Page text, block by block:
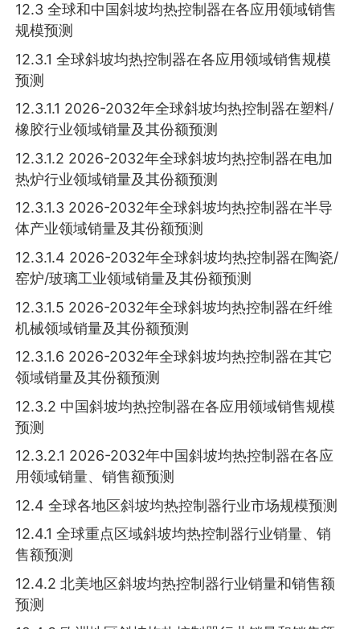
12.3 全球和中国斜坡均热控制器在各应用领域销售
规模预测
12.3.1 全球斜坡均热控制器在各应用领域销售规模
预测
12.3.1.1 2026-2032年全球斜坡均热控制器在塑料/
橡胶行业领域销量及其份额预测
12.3.1.2 2026-2032年全球斜坡均热控制器在电加
热炉行业领域销量及其份额预测
12.3.1.3 2026-2032年全球斜坡均热控制器在半导
体产业领域销量及其份额预测
12.3.1.4 2026-2032年全球斜坡均热控制器在陶瓷/
窑炉/玻璃工业领域销量及其份额预测
12.3.1.5 2026-2032年全球斜坡均热控制器在纤维
机械领域销量及其份额预测
12.3.1.6 2026-2032年全球斜坡均热控制器在其它
领域销量及其份额预测
12.3.2 中国斜坡均热控制器在各应用领域销售规模
预测
12.3.2.1 2026-2032年中国斜坡均热控制器在各应
用领域销量、销售额预测
12.4 全球各地区斜坡均热控制器行业市场规模预测
12.4.1 全球重点区域斜坡均热控制器行业销量、销
售额预测
12.4.2 北美地区斜坡均热控制器行业销量和销售额
预测